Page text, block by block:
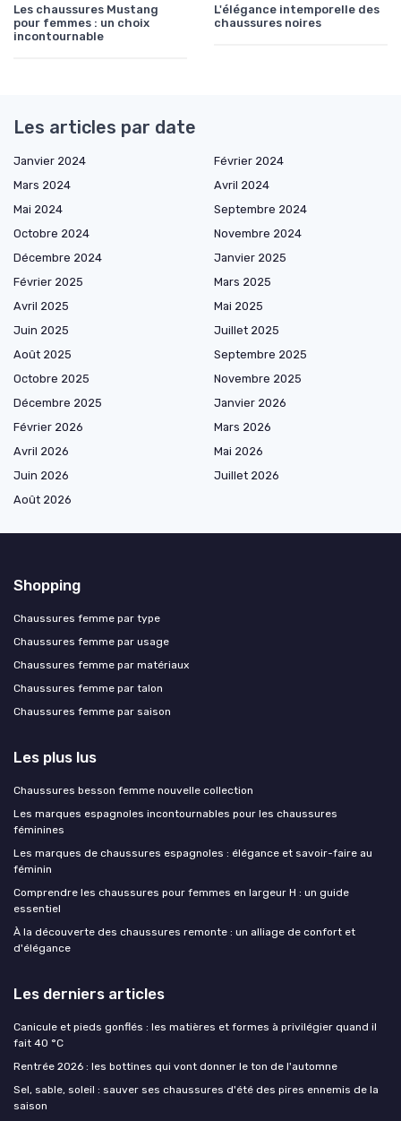
Les chaussures Mustang
pour femmes : un choix
incontournable
L'élégance intemporelle des
chaussures noires
Les articles par date
Janvier 2024
Février 2024
Mars 2024
Avril 2024
Mai 2024
Septembre 2024
Octobre 2024
Novembre 2024
Décembre 2024
Janvier 2025
Février 2025
Mars 2025
Avril 2025
Mai 2025
Juin 2025
Juillet 2025
Août 2025
Septembre 2025
Octobre 2025
Novembre 2025
Décembre 2025
Janvier 2026
Février 2026
Mars 2026
Avril 2026
Mai 2026
Juin 2026
Juillet 2026
Août 2026
Shopping
Chaussures femme par type
Chaussures femme par usage
Chaussures femme par matériaux
Chaussures femme par talon
Chaussures femme par saison
Les plus lus
Chaussures besson femme nouvelle collection
Les marques espagnoles incontournables pour les chaussures
féminines
Les marques de chaussures espagnoles : élégance et savoir-faire au
féminin
Comprendre les chaussures pour femmes en largeur H : un guide
essentiel
À la découverte des chaussures remonte : un alliage de confort et
d'élégance
Les derniers articles
Canicule et pieds gonflés : les matières et formes à privilégier quand il
fait 40 °C
Rentrée 2026 : les bottines qui vont donner le ton de l'automne
Sel, sable, soleil : sauver ses chaussures d'été des pires ennemis de la
saison